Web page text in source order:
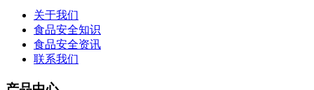
关于我们
食品安全知识
食品安全资讯
联系我们